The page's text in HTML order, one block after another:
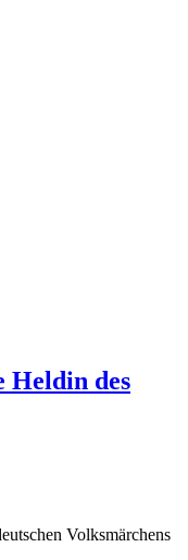
Heldin des